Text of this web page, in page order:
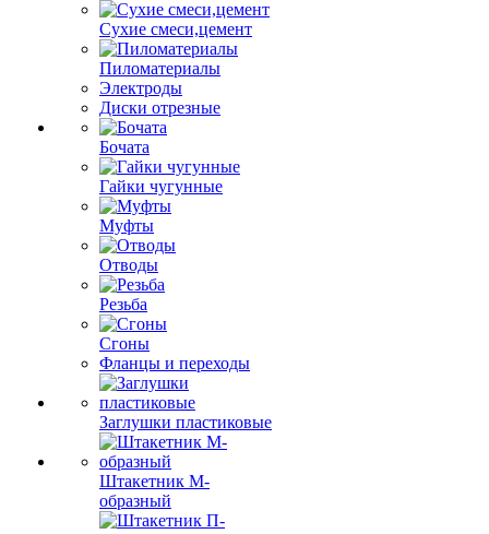
Сухие смеси,цемент
Пиломатериалы
Электроды
Диски отрезные
Бочата
Гайки чугунные
Муфты
Отводы
Резьба
Сгоны
Фланцы и переходы
Заглушки пластиковые
Штакетник М-
образный